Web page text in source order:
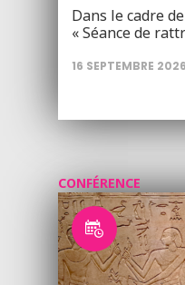
Dans le cadre
« Séance de
16 SEPTEMBRE 2026
CONFÉRENCE